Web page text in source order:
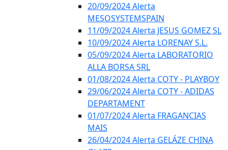
20/09/2024 Alerta
MESOSYSTEMSPAIN
11/09/2024 Alerta JESUS GOMEZ SL
10/09/2024 Alerta LORENAY S.L.
05/09/2024 Alerta LABORATORIO
ALLA BORSA SRL
01/08/2024 Alerta COTY - PLAYBOY
29/06/2024 Alerta COTY - ADIDAS
DEPARTAMENT
01/07/2024 Alerta FRAGANCIAS
MAIS
26/04/2024 Alerta GELÁZE CHINA